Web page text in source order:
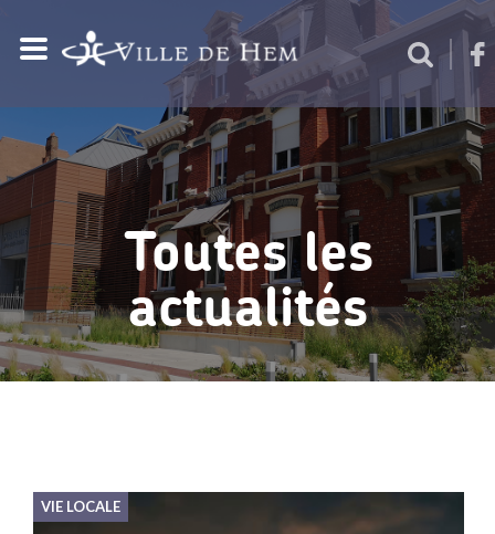
Toutes les
actualités
VIE LOCALE